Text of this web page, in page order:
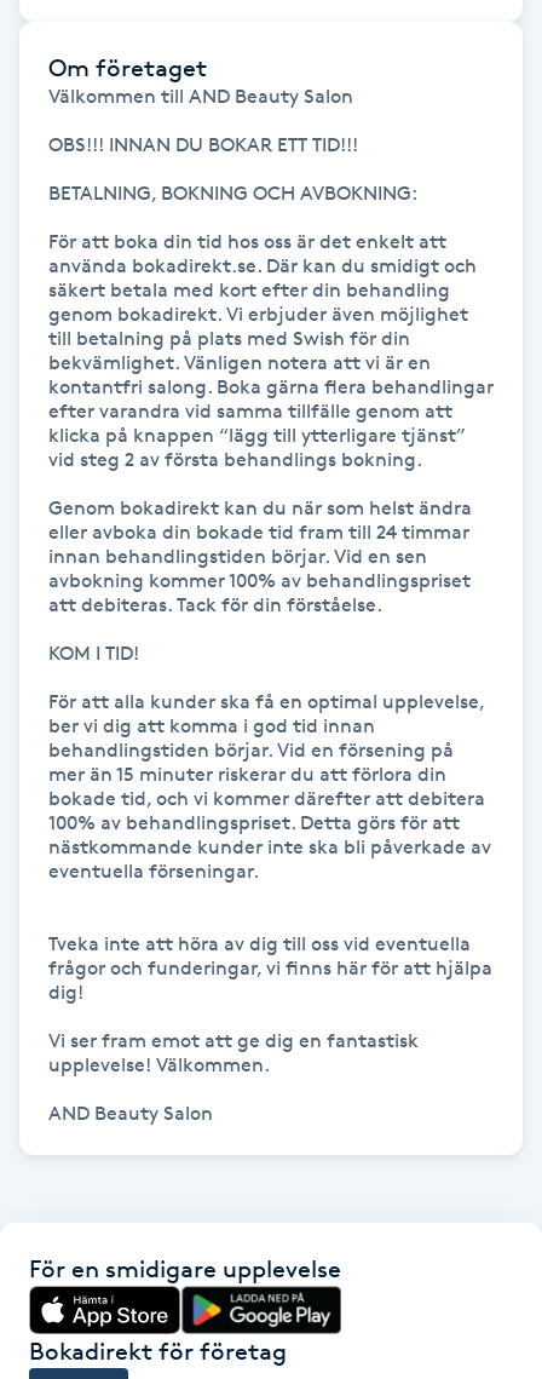
Idrottsmassage
IPL hårborttagning
Japansk massage
Kemisk peeling
Keratinbehandling
Kinesisk medicin
Kiropraktik
Klippning
Koppningsmassage
Kostrådgivning
Kroppsinpackning
Om företaget
Välkommen till AND Beauty Salon
OBS!!! INNAN DU BOKAR ETT TID!!!
BETALNING, BOKNING OCH AVBOKNING:
För att boka din tid hos oss är det enkelt att
använda bokadirekt.se. Där kan du smidigt och
säkert betala med kort efter din behandling
genom bokadirekt. Vi erbjuder även möjlighet
till betalning på plats med Swish för din
bekvämlighet. Vänligen notera att vi är en
kontantfri salong. Boka gärna flera behandlingar
efter varandra vid samma tillfälle genom att
klicka på knappen “lägg till ytterligare tjänst”
vid steg 2 av första behandlings bokning.
Genom bokadirekt kan du när som helst ändra
eller avboka din bokade tid fram till 24 timmar
innan behandlingstiden börjar. Vid en sen
avbokning kommer 100% av behandlingspriset
att debiteras. Tack för din förståelse.
KOM I TID!
För att alla kunder ska få en optimal upplevelse,
ber vi dig att komma i god tid innan
behandlingstiden börjar. Vid en försening på
mer än 15 minuter riskerar du att förlora din
bokade tid, och vi kommer därefter att debitera
100% av behandlingspriset. Detta görs för att
nästkommande kunder inte ska bli påverkade av
eventuella förseningar.
Tveka inte att höra av dig till oss vid eventuella
frågor och funderingar, vi finns här för att hjälpa
dig!
Vi ser fram emot att ge dig en fantastisk
upplevelse! Välkommen.
AND Beauty Salon
För en smidigare upplevelse
Bokadirekt för företag